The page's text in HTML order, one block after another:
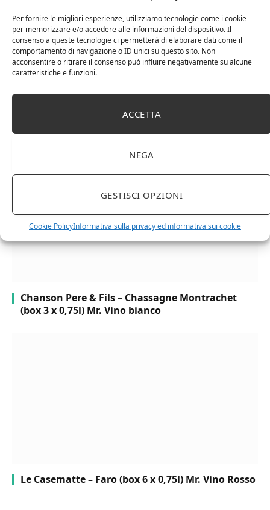
Per fornire le migliori esperienze, utilizziamo tecnologie come i cookie
per memorizzare e/o accedere alle informazioni del dispositivo. Il
consenso a queste tecnologie ci permetterà di elaborare dati come il
comportamento di navigazione o ID unici su questo sito. Non
acconsentire o ritirare il consenso può influire negativamente su alcune
caratteristiche e funzioni.
ACCETTA
NEGA
GESTISCI OPZIONI
Cookie PolicyInformativa sulla privacy ed informativa sui cookie
Cipriani Arrigo, Vino Rosso Veneto IGT 2015,
Chanson Pere & Fils – Chassagne Montrachet
(box 3 x 0,75l) Mr. Vino bianco
Le Casematte – Faro (box 6 x 0,75l) Mr. Vino Rosso